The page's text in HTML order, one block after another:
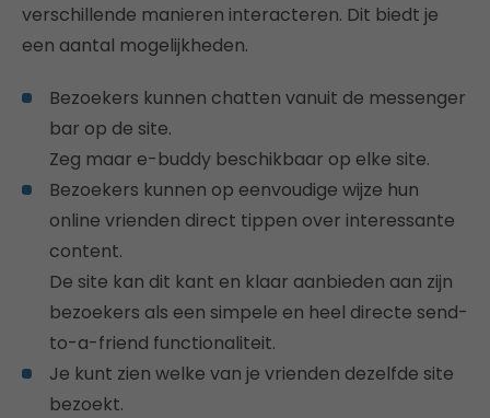
verschillende manieren interacteren. Dit biedt je
een aantal mogelijkheden.
Bezoekers kunnen chatten vanuit de messenger
bar op de site.
Zeg maar e-buddy beschikbaar op elke site.
Bezoekers kunnen op eenvoudige wijze hun
online vrienden direct tippen over interessante
content.
De site kan dit kant en klaar aanbieden aan zijn
bezoekers als een simpele en heel directe send-
to-a-friend functionaliteit.
Je kunt zien welke van je vrienden dezelfde site
bezoekt.